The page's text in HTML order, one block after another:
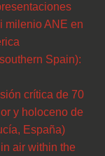
milenio ANE en
Spain):
crítica de 70
y holoceno de
España)
air within the